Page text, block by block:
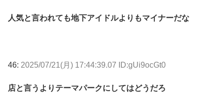
人気と言われても地下アイドルよりもマイナーだな
46: 2025/07/21(月) 17:44:39.07 ID:gUi9ocGt0
店と言うよりテーマパークにしてはどうだろ